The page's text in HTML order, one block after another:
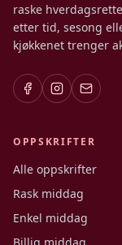
raske
etter tid, sesong
kjøkkenet trenger
OPPSKRIFTER
Alle oppskrifter
Rask middag
Enkel middag